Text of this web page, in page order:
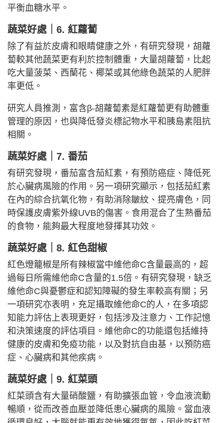
平衡血糖水平。
蔬菜好處｜ 6. 紅蘿蔔
除了有益於皮膚和眼睛健康之外，有研究發現，胡蘿
蔔較其他蔬菜更有利於控制體重，大量胡蘿蔔，比起
吃大量菠菜、西蘭花、椰菜或其他綠色蔬菜的人肥胖
率更低。
研究人員推測，富含β-胡蘿蔔素是紅蘿蔔更有助體重
管理的原因，也與降低發炎標記物水平和胰島素阻抗
相關。
蔬菜好處｜ 7. 番茄
有研究發現，番茄富含茄紅素，有預防癌症、降低死
於心臟病風險的作用。另一項研究顯示，包括茄紅素
在內的綜合抗氧化物，有助消除皺紋、提亮膚色，同
時保護皮膚紫外線UVB的傷害。食用混合了生熟番茄
的食物，能夠最大程度地發揮其功效。
蔬菜好處｜ 8. 紅色甜椒
紅色燈籠椒是所有辣椒當中維他命C含量最高的，超
過每日所需維他命C含量的1.5倍。有研究發現，缺乏
維他命C與憂鬱症和認知障礙的發生率較高有關；另
一項研究亦表明，充足攝取維他命C的人，在多項認
知能力評估上表現更好，包括涉及注意力、工作記憶
和決策速度的評估項目。維他命C的功能還包括維持
健康的皮膚和免疫功能，以及對抗自由基，以預防癌
症、心臟病和其他疾病。
蔬菜好處｜ 9. 紅菜頭
紅菜頭含有大量硝酸鹽，有助擴張血管，令血液流動
暢順，從而改善血壓並降低患心臟病的風險。當血液